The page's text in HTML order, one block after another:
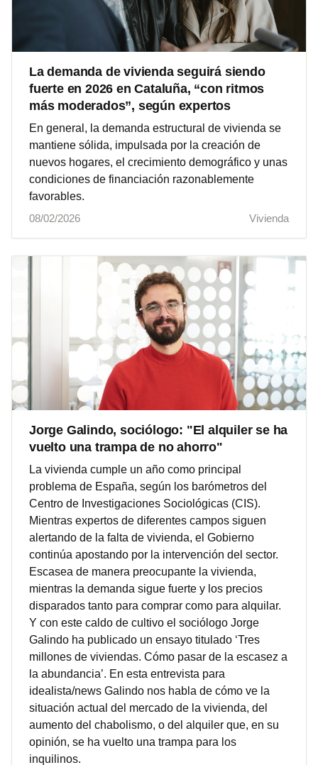
La demanda de vivienda seguirá siendo
fuerte en 2026 en Cataluña, “con ritmos
más moderados”, según expertos
En general, la demanda estructural de vivienda se
mantiene sólida, impulsada por la creación de
nuevos hogares, el crecimiento demográfico y unas
condiciones de financiación razonablemente
favorables.
08/02/2026
Vivienda
Jorge Galindo, sociólogo: "El alquiler se ha
vuelto una trampa de no ahorro"
La vivienda cumple un año como principal
problema de España, según los barómetros del
Centro de Investigaciones Sociológicas (CIS).
Mientras expertos de diferentes campos siguen
alertando de la falta de vivienda, el Gobierno
continúa apostando por la intervención del sector.
Escasea de manera preocupante la vivienda,
mientras la demanda sigue fuerte y los precios
disparados tanto para comprar como para alquilar.
Y con este caldo de cultivo el sociólogo Jorge
Galindo ha publicado un ensayo titulado ‘Tres
millones de viviendas. Cómo pasar de la escasez a
la abundancia’. En esta entrevista para
idealista/news Galindo nos habla de cómo ve la
situación actual del mercado de la vivienda, del
aumento del chabolismo, o del alquiler que, en su
opinión, se ha vuelto una trampa para los
inquilinos.